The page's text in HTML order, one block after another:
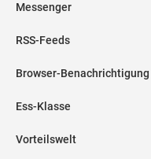
Messenger
RSS-Feeds
Browser-Benachrichtigung
Ess-Klasse
Vorteilswelt